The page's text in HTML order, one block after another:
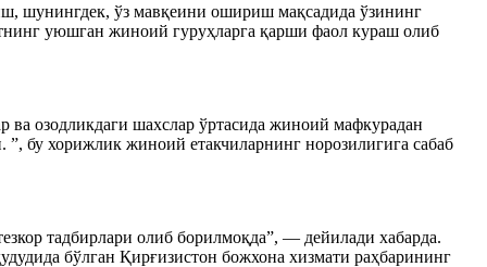
шунингдек, ўз мавқеини ошириш мақсадида ўзининг
уюшган жиноий гуруҳларга қарши фаол кураш олиб
озодликдаги шахслар ўртасида жиноий мафкурадан
бу хорижлик жиноий етакчиларнинг норозилигига сабаб
тадбирлари олиб борилмоқда”, — дейилади хабарда.
бўлган Қирғизистон божхона хизмати раҳбарининг